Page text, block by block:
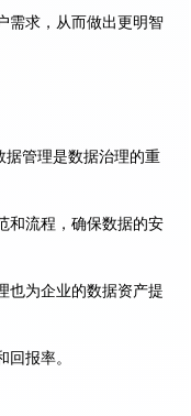
需求，从而做出更明智
据管理是数据治理的重
和流程，确保数据的安
也为企业的数据资产提
报率。